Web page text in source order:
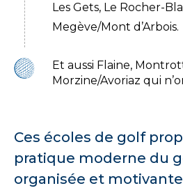
Les Gets, Le Rocher-
Megève/Mont d’Arbois.
Et aussi Flaine,
Morzine/Avoriaz qui
Ces écoles de golf
pratique moderne du
organisée et motivante